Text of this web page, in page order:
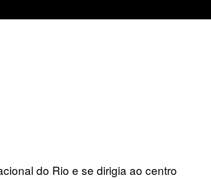
do Rio e se dirigia ao centro